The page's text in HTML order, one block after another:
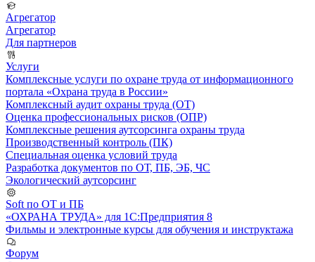
Агрегатор
Агрегатор
Для партнеров
Услуги
Комплексные услуги по охране труда от информационного
портала «Охрана труда в России»
Комплексный аудит охраны труда (ОТ)
Оценка профессиональных рисков (ОПР)
Комплексные решения аутсорсинга охраны труда
Производственный контроль (ПК)
Специальная оценка условий труда
Разработка документов по ОТ, ПБ, ЭБ, ЧС
Экологический аутсорсинг
Soft по ОТ и ПБ
«ОХРАНА ТРУДА» для 1С:Предприятия 8
Фильмы и электронные курсы для обучения и инструктажа
Форум